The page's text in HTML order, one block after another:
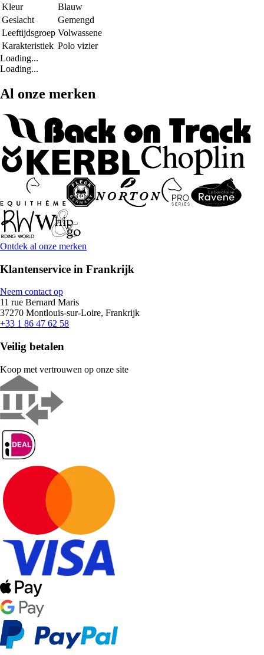
Kleur
Blauw
Geslacht
Gemengd
Leeftijdsgroep Volwassene
Karakteristiek Polo vizier
Loading...
Loading...
Al onze merken
Ontdek al onze merken
Klantenservice in Frankrijk
Neem contact op
11 rue Bernard Maris
37270 Montlouis-sur-Loire, Frankrijk
+33 1 86 47 62 58
Veilig betalen
Koop met vertrouwen op onze site